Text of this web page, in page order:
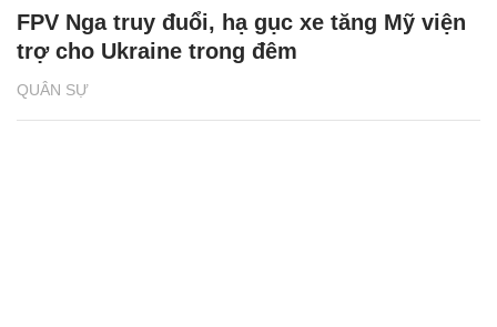
QUÂN SỰ
FPV Nga truy đuổi, hạ gục xe tăng Mỹ viện
trợ cho Ukraine trong đêm